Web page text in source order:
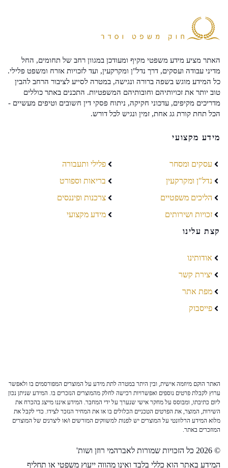
האתר מציע מידע משפטי מקיף ומעודכן במגוון רחב של תחומים, החל
מדיני עבודה ועסקים, דרך נדל"ן ומקרקעין, ועד לזכויות אזרח ומשפט פלילי.
כל המידע מוגש בשפה ברורה ונגישה, במטרה לסייע לציבור הרחב להבין
טוב יותר את זכויותיהם וחובותיהם המשפטיות. התכנים באתר כוללים
מדריכים מקיפים, עדכוני חקיקה, ניתוח פסקי דין חשובים וטיפים מעשיים -
הכל תחת קורת גג אחת, זמין ונגיש לכל דורש.
מידע מקצועי
עסקים ומסחר
נדל"ן ומקרקעין
הליכים משפטיים
זכויות ושירותים
פלילי ותעבורה
בריאות וספורט
צרכנות ופיננסים
מידע מקצועי
קצת עלינו
אודותינו
יצירת קשר
מפת אתר
פייסבוק
האתר הוקם מיוזמה אישית, ובין היתר במטרה לתת מידע על המוצרים המפורסמים בו ולאפשר
ערוץ לקבלת פרטים נוספים ואפשרויות רכישה לחלק מהמוצרים הנזכרים בו. המידע שניתן נכון
ליום כתיבתו, ומבוסס על מחקר אישי שנערך על ידי המחבר. המידע איננו מייצג בהכרח את
השירות, המוצר, את הפרטים הטכניים הכלולים בו או את המחיר הנזכר לצידו. כדי לקבל את
מלוא המידע הרלוונטי על המוצרים יש לפנות למשווקים המורשים ו/או ליצרנים של המוצרים
המוזכרים באתר.
© 2026 כל הזכויות שמורות לאברהמי רוזן ושות'
המידע באתר הוא כללי בלבד ואינו מהווה ייעוץ משפטי או תחליף